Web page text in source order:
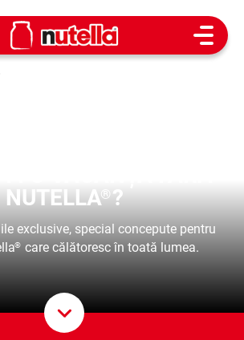
Open
NUTELLA®?
exclusive, special concepute pentru
® care călătoresc în toată lumea.